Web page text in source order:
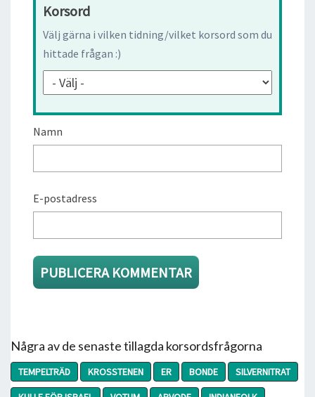
Korsord
Välj gärna i vilken tidning/vilket korsord som du
hittade frågan :)
Namn
E-postadress
Några av de senaste tillagda korsordsfrågorna
TEMPELTRÄD KROSSTENEN ER BONDE
SILVERNITRAT